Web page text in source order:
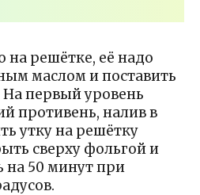
на решётке, её надо
маслом и поставить
На первый уровень
противень, налив в
утку на решётку
сверху фольгой и
на 50 минут при